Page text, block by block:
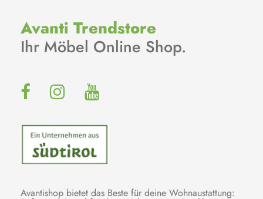
Avanti Trendstore
Ihr Möbel Online Shop.
Avantishop bietet das Beste für deine Wohnaustattung: